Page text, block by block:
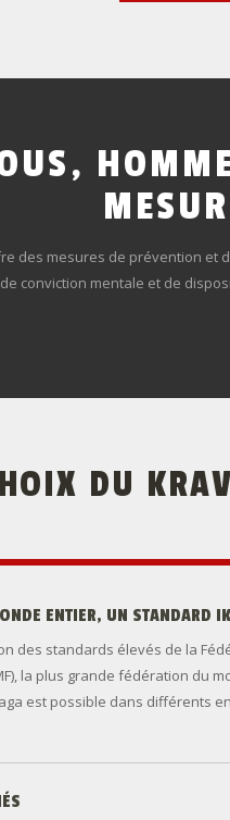
des mesures de prévention
conviction mentale et de
DU KRAV
ENTIER, UN STANDARD
des standards élevés de la
la plus grande fédération du
est possible dans différents